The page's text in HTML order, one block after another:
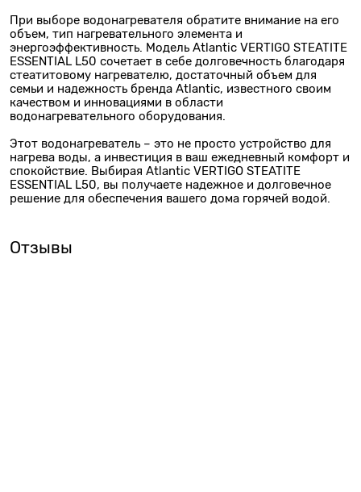
При выборе водонагревателя обратите внимание на его
объем, тип нагревательного элемента и
энергоэффективность. Модель Atlantic VERTIGO STEATITE
ESSENTIAL L50 сочетает в себе долговечность благодаря
стеатитовому нагревателю, достаточный объем для
семьи и надежность бренда Atlantic, известного своим
качеством и инновациями в области
водонагревательного оборудования.
Этот водонагреватель – это не просто устройство для
нагрева воды, а инвестиция в ваш ежедневный комфорт и
спокойствие. Выбирая Atlantic VERTIGO STEATITE
ESSENTIAL L50, вы получаете надежное и долговечное
решение для обеспечения вашего дома горячей водой.
Отзывы